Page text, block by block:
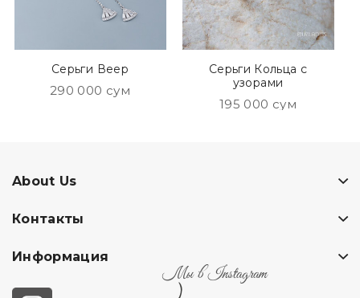
Серьги Веер
290 000 сум
Серьги Кольца с
узорами
195 000 сум
About Us
Контакты
Информация
Мы в Instagram